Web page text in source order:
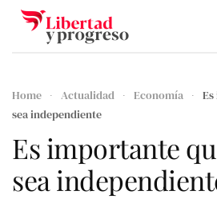
Skip to main content
Home Actualidad Economía
sea independiente
Es importante
sea